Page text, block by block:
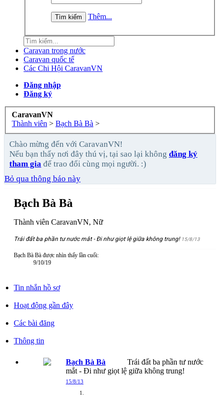
Thêm...
Caravan trong nước
Caravan quốc tế
Các Chi Hội CaravanVN
Đăng nhập
Đăng ký
CaravanVN
Thành viên > Bạch Bà Bà >
Chào mừng đến với CaravanVN!
Nếu bạn thấy nơi đây thú vị, tại sao lại không đăng ký
tham gia để trao đổi cùng mọi người. :)
Bỏ qua thông báo này
Bạch Bà Bà
Thành viên CaravanVN, Nữ
Trái đất ba phần tư nước mắt - Đi như giọt lệ giữa không trung! 15/8/13
Bạch Bà Bà được nhìn thấy lần cuối:
9/10/19
Tin nhắn hồ sơ
Hoạt động gần đây
Các bài đăng
Thông tin
Bạch Bà Bà
Trái đất ba phần tư nước
mắt - Đi như giọt lệ giữa không trung!
15/8/13